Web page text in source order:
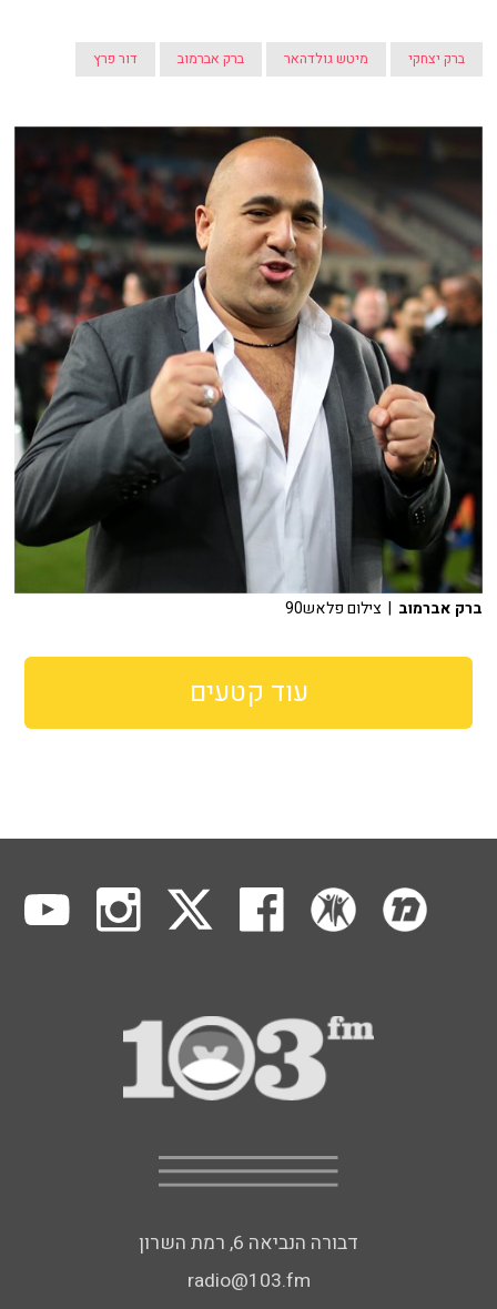
ברק יצחקי מיטש גולדהאר ברק אברמוב דור פרץ
ברק אברמוב | צילום פלאש90
עוד קטעים
דבורה הנביאה 6, רמת השרון
radio@103.fm